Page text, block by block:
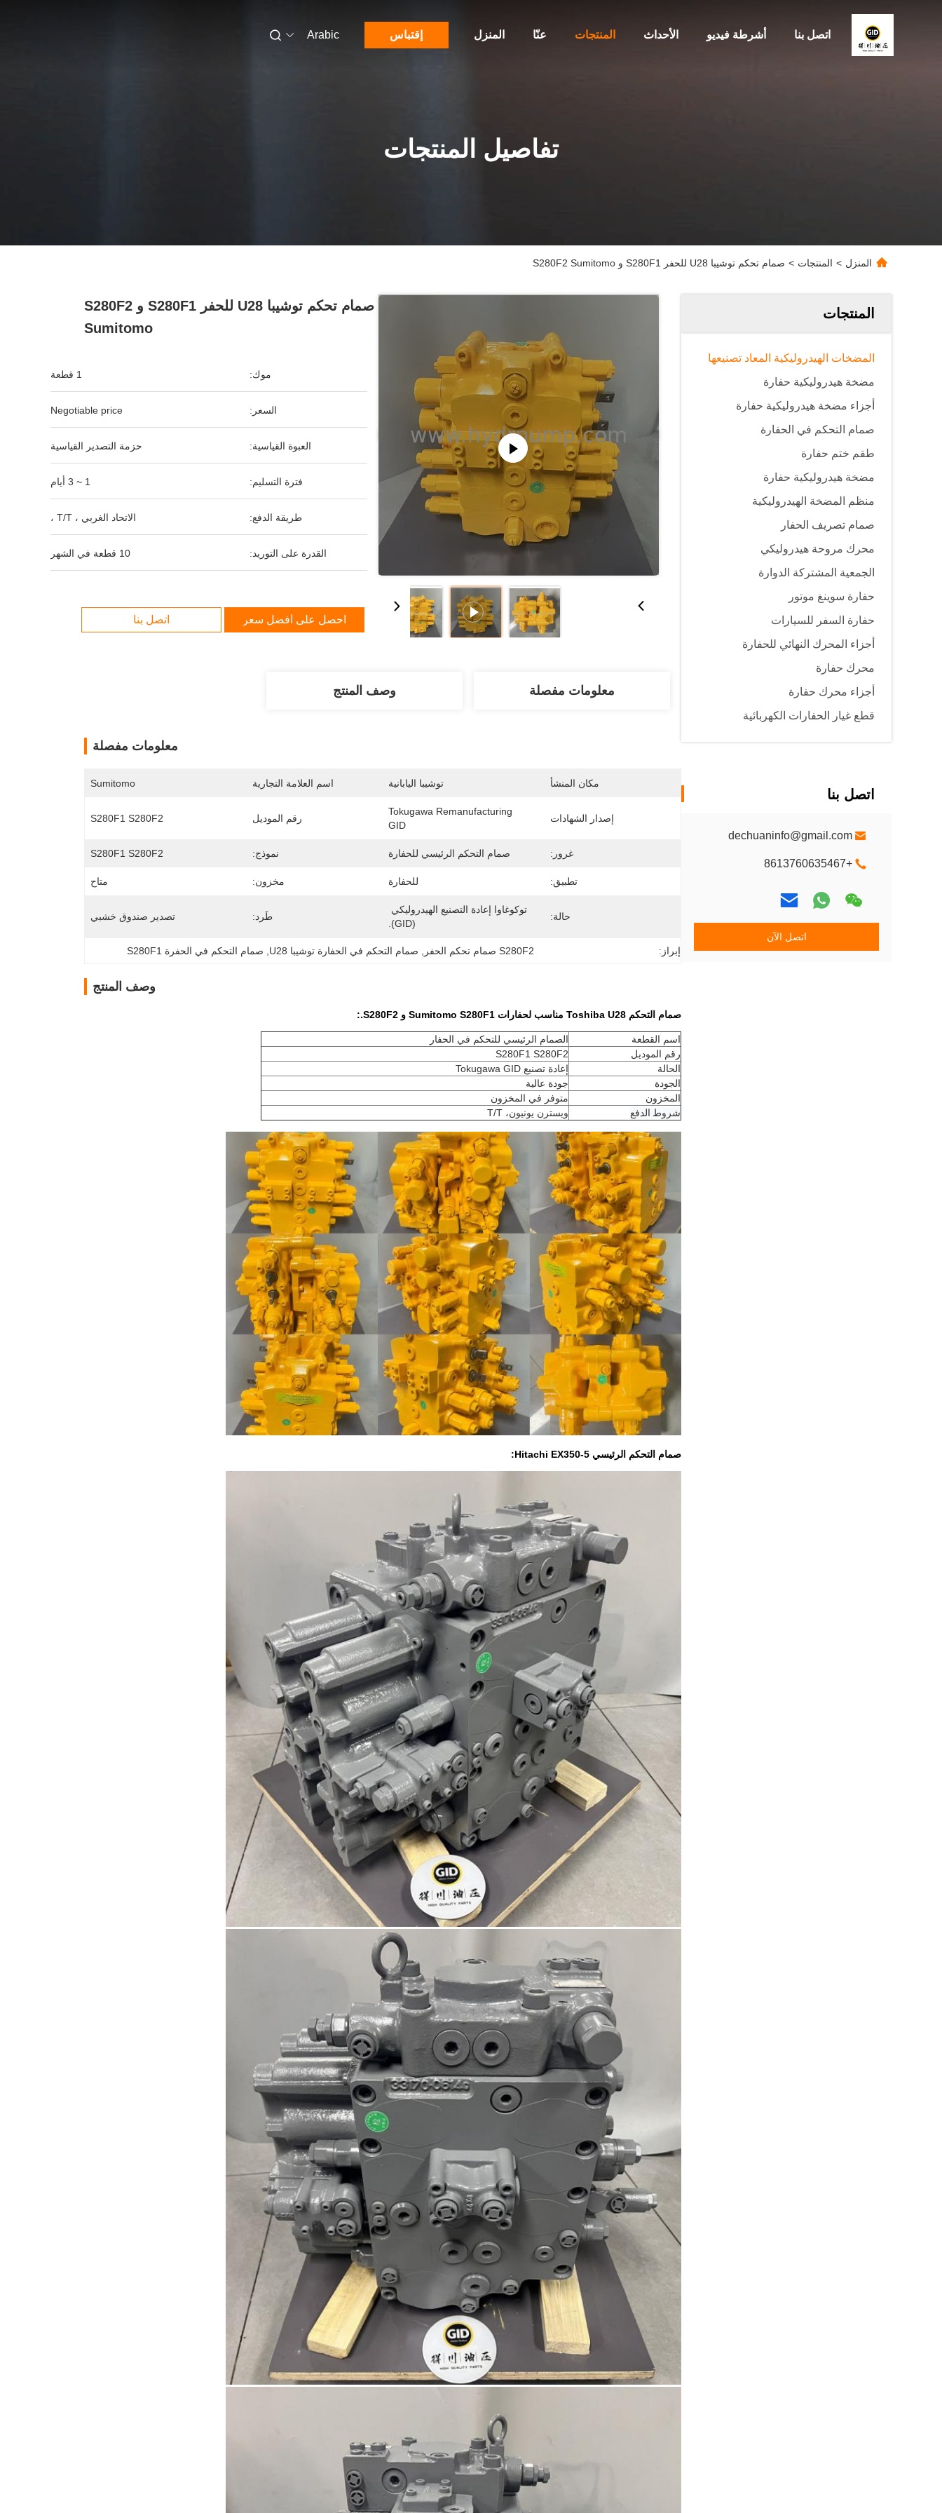
المنزل عنّا المنتجات الأحداث أشرطة فيديو اتصل بنا إقتباس Arabic
تفاصيل المنتجات
المنزل > المنتجات > صمام تحكم توشيبا U28 للحفر S280F1 و S280F2 Sumitomo
المنتجات
المضخات الهيدروليكية المعاد تصنيعها
مضخة هيدروليكية حفارة
أجزاء مضخة هيدروليكية حفارة
صمام التحكم في الحفارة
طقم ختم حفارة
مضخة هيدروليكية حفارة
منظم المضخة الهيدروليكية
صمام تصريف الحفار
محرك مروحة هيدروليكي
الجمعية المشتركة الدوارة
حفارة سوينغ موتور
حفارة السفر للسيارات
أجزاء المحرك النهائي للحفارة
محرك حفارة
أجزاء محرك حفارة
قطع غيار الحفارات الكهربائية
اتصل بنا
dechuaninfo@gmail.com
+8613760635467
اتصل الآن
صمام تحكم توشيبا U28 للحفر S280F1 و S280F2
Sumitomo
موك: 1 قطعة
السعر: Negotiable price
العبوة القياسية: حزمة التصدير القياسية
فترة التسليم: 1 ~ 3 أيام
طريقة الدفع: الاتحاد الغربي ، T/T ،
القدرة على التوريد: 10 قطعة في الشهر
احصل على أفضل سعر اتصل بنا
معلومات مفصلة وصف المنتج
معلومات مفصلة
مكان المنشأ توشيبا اليابانية اسم العلامة التجارية Sumitomo
إصدار الشهادات
Tokugawa Remanufacturing
GID
رقم الموديل S280F1 S280F2
غرور: صمام التحكم الرئيسي للحفارة نموذج: S280F1 S280F2
تطبيق: للحفارة مخزون: متاح
حالة:
(GID).
طَرد: تصدير صندوق خشبي
إبراز: S280F2 صمام تحكم الحفر صمام التحكم في الحفارة توشيبا U28 صمام التحكم في الحفرة S280F1
وصف المنتج
صمام التحكم Toshiba U28 مناسب لحفارات Sumitomo S280F1 و S280F2.​ :
اسم القطعة
الصمام الرئيسي للتحكم في الحفار
رقم الموديل
S280F1 S280F2
الحالة
إعادة تصنيع Tokugawa GID
الجودة
جودة عالية
المخزون
متوفر في المخزون
شروط الدفع
ويسترن يونيون، T/T
صمام التحكم الرئيسي Hitachi EX350-5​: